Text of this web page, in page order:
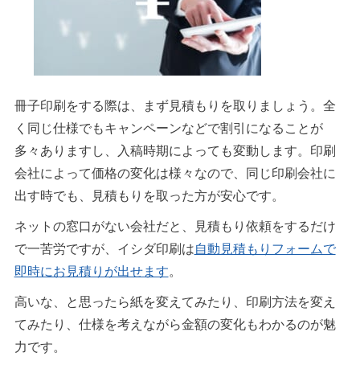
冊子印刷をする際は、まず見積もりを取りましょう。全
く同じ仕様でもキャンペーンなどで割引になることが
多々ありますし、入稿時期によっても変動します。印刷
会社によって価格の変化は様々なので、同じ印刷会社に
出す時でも、見積もりを取った方が安心です。
ネットの窓口がない会社だと、見積もり依頼をするだけ
で一苦労ですが、イシダ印刷は自動見積もりフォームで
即時にお見積りが出せます。
高いな、と思ったら紙を変えてみたり、印刷方法を変え
てみたり、仕様を考えながら金額の変化もわかるのが魅
力です。